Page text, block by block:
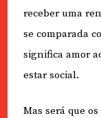
receber uma
se comparada
significa amor
estar social.
Mas será que